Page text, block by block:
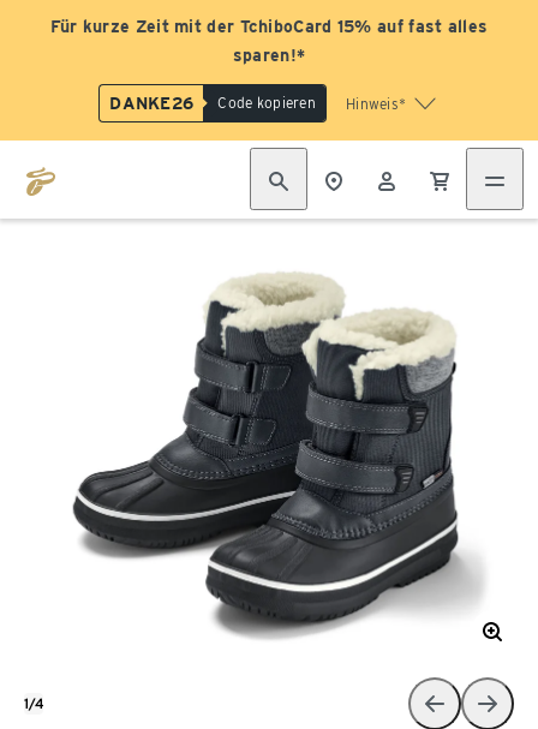
Für kurze Zeit mit der TchiboCard 15% auf fast alles
sparen!*
DANKE26 Code kopieren Hinweis*
1/4